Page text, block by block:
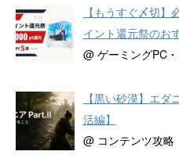
【もうすぐ〆切
イント還元祭のお
@ ゲーミングPC
【黒い砂漠】エ
活編】
@ コンテンツ攻略